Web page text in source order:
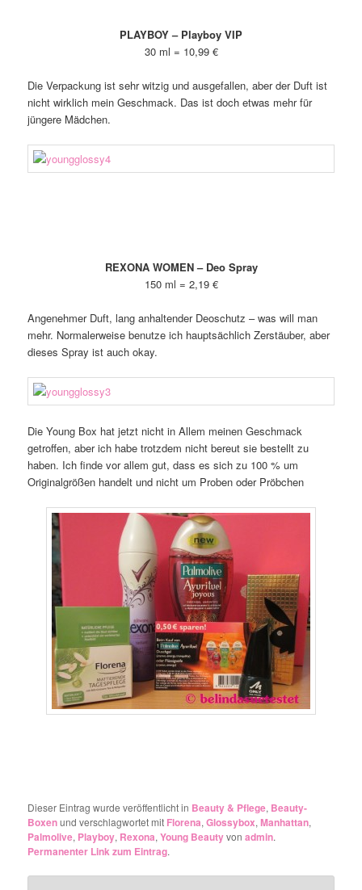
PLAYBOY – Playboy VIP
30 ml = 10,99 €
Die Verpackung ist sehr witzig und ausgefallen, aber der Duft ist
nicht wirklich mein Geschmack. Das ist doch etwas mehr für
jüngere Mädchen.
REXONA WOMEN – Deo Spray
150 ml = 2,19 €
Angenehmer Duft, lang anhaltender Deoschutz – was will man
mehr. Normalerweise benutze ich hauptsächlich Zerstäuber, aber
dieses Spray ist auch okay.
Die Young Box hat jetzt nicht in Allem meinen Geschmack
getroffen, aber ich habe trotzdem nicht bereut sie bestellt zu
haben. Ich finde vor allem gut, dass es sich zu 100 % um
Originalgrößen handelt und nicht um Proben oder Pröbchen
Dieser Eintrag wurde veröffentlicht in Beauty & Pflege, Beauty-
Boxenund verschlagwortet mit Florena,Glossybox,Manhattan,
Palmolive, Playboy, Rexona,Young Beautyvonadmin.
Permanenter Link zum Eintrag.